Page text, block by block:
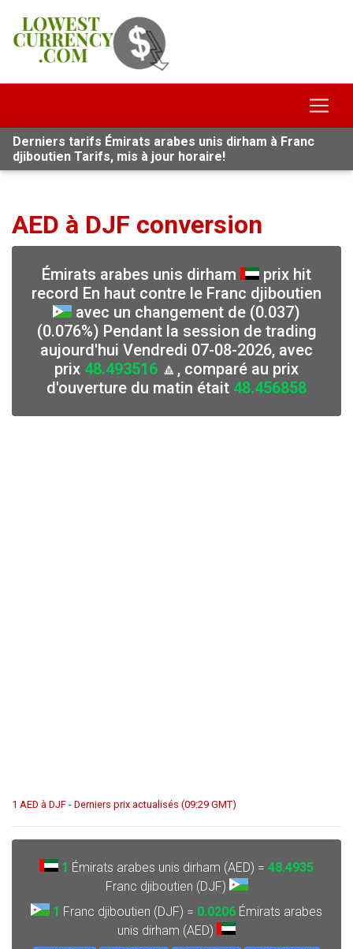
Derniers tarifs Émirats arabes unis dirham à Franc
djiboutien Tarifs, mis à jour horaire!
AED à DJF conversion
Émirats arabes unis dirham
prix hit
record En haut contre le Franc djiboutien
avec un changement de (0.037)
(0.076%) Pendant la session de trading
aujourd'hui Vendredi 07-08-2026, avec
prix 48.493516 🔼, comparé au prix
d'ouverture du matin était 48.456858
1 AED à DJF - Derniers prix actualisés (09:29 GMT)
1 Émirats arabes unis dirham (AED) = 48.4935
Franc djiboutien (DJF)
1 Franc djiboutien (DJF) = 0.0206 Émirats arabes
unis dirham (AED)